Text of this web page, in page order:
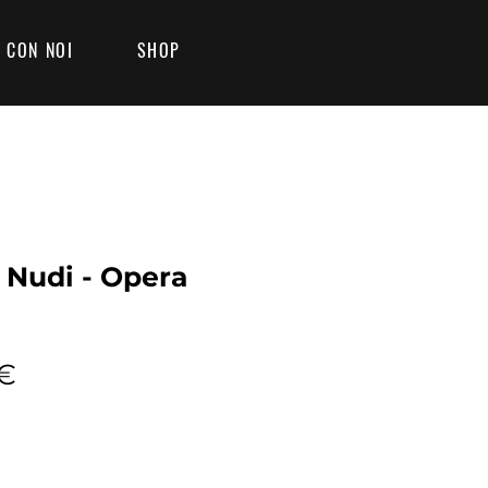
CON NOI SHOP
- Opera